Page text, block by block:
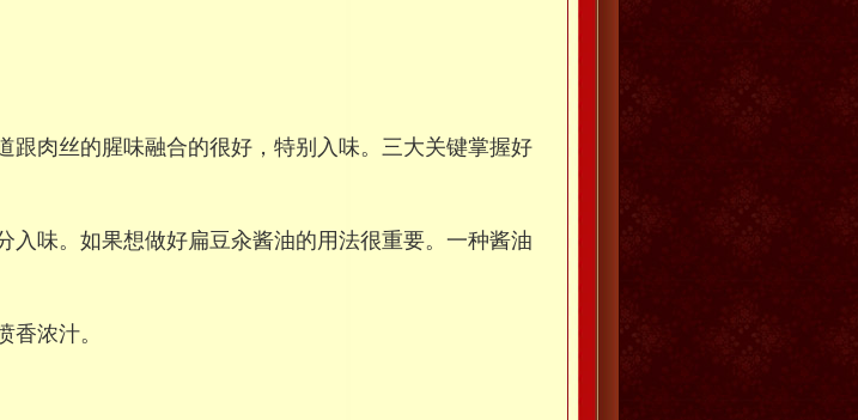
跟肉丝的腥味融合的很好，特别入味。三大关键掌握好
入味。如果想做好扁豆汆酱油的用法很重要。一种酱油
浓汁。